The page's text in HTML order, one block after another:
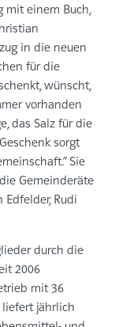
mit einem Buch,
in die neuen
für die
wünscht,
vorhanden
das Salz für die
sorgt
Sie
Gemeinderäte
Edfelder, Rudi
durch die
2006
mit 36
jährlich